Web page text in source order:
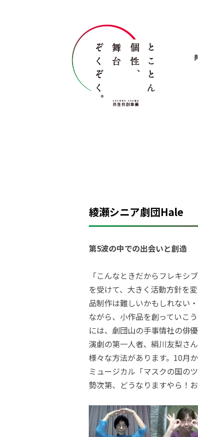
綾瀬シニア劇団Hale
第5波の中での出会いと創造
「こんなときだからフレキ
を受けて、大きく活動方針を
品制作は難しいかもしれない
ながら、小作品を創っていこ
には、劇団山の手事情社の俳
演劇の第一人者、絹川友梨さ
様々な方法があります。10月
ミュージカル「マスクの国の
勢次第、どうなりますやら！